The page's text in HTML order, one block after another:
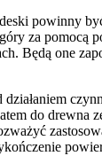
powinny
za
Będą one
do